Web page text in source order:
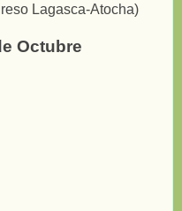
Lagasca-Atocha)
Octubre